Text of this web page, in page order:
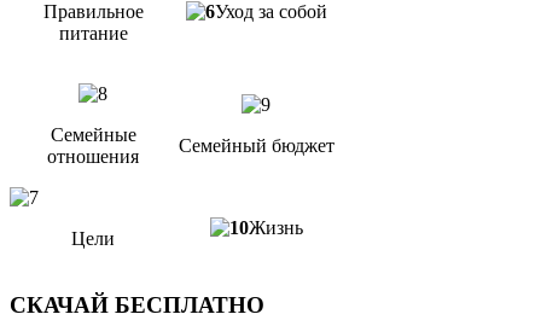
Правильное
питание
Уход за собой
Семейные
отношения
Семейный бюджет
Цели
Жизнь
СКАЧАЙ БЕСПЛАТНО